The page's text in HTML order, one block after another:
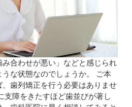
み合わせが悪い」などと感じられ
な状態なのでしょうか。 ご本
、歯列矯正を行う必要はありませ
支障をきたすほど歯並びが著し